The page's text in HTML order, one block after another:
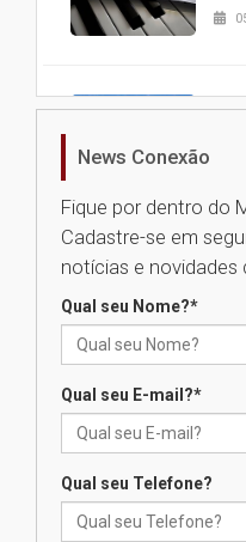
das
News Conexão
Fique por dentro do
Cadastre-se em
notícias e novidades
Qual seu Nome?*
Qual seu E-mail?*
Qual seu Telefone?